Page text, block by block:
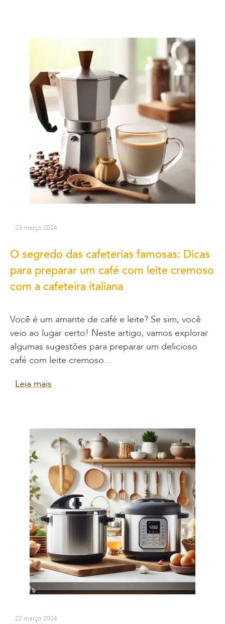
23 março 2024
O segredo das cafeterias famosas: Dicas
para preparar um café com leite cremoso
com a cafeteira italiana
Você é um amante de café e leite? Se sim, você
veio ao lugar certo! Neste artigo, vamos explorar
algumas sugestões para preparar um delicioso
café com leite cremoso…
Leia mais
22 março 2024